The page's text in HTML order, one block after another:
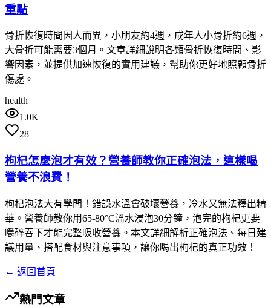
重點
骨折恢復時間因人而異，小朋友約4週，成年人小骨折約6週，
大骨折可能需要3個月。文章詳細說明各類骨折恢復時間、影
響因素，並提供加速恢復的實用建議，幫助你更好地照顧骨折
傷處。
health
1.0K
28
枸杞怎麼泡才有效？營養師教你正確泡法，這樣喝
營養不浪費！
枸杞泡法大有學問！錯誤水溫會破壞營養，冷水又無法釋出精
華。營養師教你用65-80°C溫水浸泡30分鐘，泡完的枸杞更要
嚼碎吞下才能完整吸收營養。本文詳細解析正確泡法、每日建
議用量、搭配食材與注意事項，讓你喝出枸杞的真正功效！
← 返回首頁
熱門文章